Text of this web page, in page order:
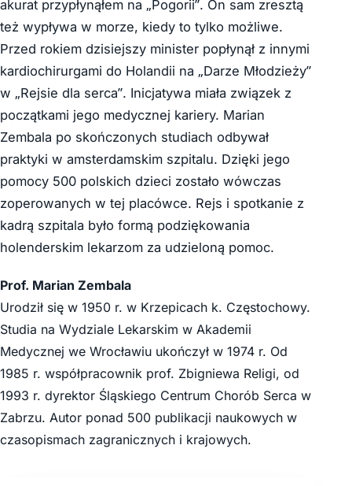
akurat przypłynąłem na „Pogorii”. On sam zresztą
też wypływa w morze, kiedy to tylko możliwe.
Przed rokiem dzisiejszy minister popłynął z innymi
kardiochirurgami do Holandii na „Darze Młodzieży”
w „Rejsie dla serca”. Inicjatywa miała związek z
początkami jego medycznej kariery. Marian
Zembala po skończonych studiach odbywał
praktyki w amsterdamskim szpitalu. Dzięki jego
pomocy 500 polskich dzieci zostało wówczas
zoperowanych w tej placówce. Rejs i spotkanie z
kadrą szpitala było formą podziękowania
holenderskim lekarzom za udzieloną pomoc.
Prof. Marian Zembala
Urodził się w 1950 r. w Krzepicach k. Częstochowy.
Studia na Wydziale Lekarskim w Akademii
Medycznej we Wrocławiu ukończył w 1974 r. Od
1985 r. współpracownik prof. Zbigniewa Religi, od
1993 r. dyrektor Śląskiego Centrum Chorób Serca w
Zabrzu. Autor ponad 500 publikacji naukowych w
czasopismach zagranicznych i krajowych.